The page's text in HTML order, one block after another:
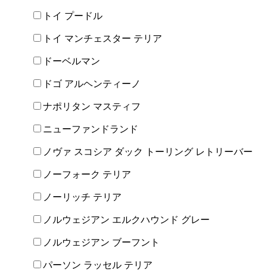
トイ プードル
トイ マンチェスター テリア
ドーベルマン
ドゴ アルヘンティーノ
ナポリタン マスティフ
ニューファンドランド
ノヴァ スコシア ダック トーリング レトリーバー
ノーフォーク テリア
ノーリッチ テリア
ノルウェジアン エルクハウンド グレー
ノルウェジアン ブーフント
パーソン ラッセル テリア